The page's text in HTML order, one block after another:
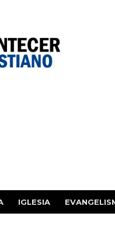
IGLESIA